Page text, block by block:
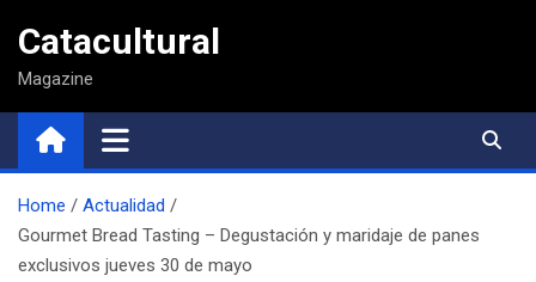
contenido
Catacultural
Magazine
Home
Actualidad
Gourmet Bread Tasting – Degustación y maridaje de panes
exclusivos jueves 30 de mayo